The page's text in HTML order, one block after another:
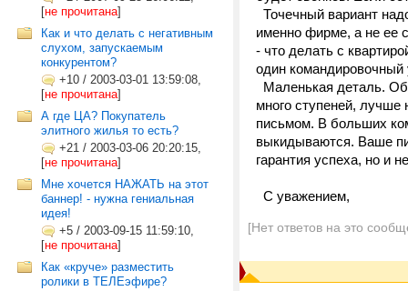
[не прочитана]
Как и что делать с негативным
слухом, запускаемым
конкурентом?
+10 / 2003-03-01 13:59:08,
[не прочитана]
А где ЦА? Покупатель
элитного жилья то есть?
+21 / 2003-03-06 20:20:15,
[не прочитана]
Мне хочется НАЖАТЬ на этот
баннер! - нужна гениальная
идея!
+5 / 2003-09-15 11:59:10,
[не прочитана]
Как «круче» разместить
ролики в ТЕЛЕэфире?
Точечный вариант
именно фирме, а не ее
- что делать с
один командировочный
Маленькая деталь.
много ступеней,
письмом. В больших
выкидываются. Ваше
гарантия успеха, но и
С уважением,
[Нет ответов на это